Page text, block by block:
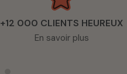
+12 000 CLIENTS HEUREUX
En savoir plus